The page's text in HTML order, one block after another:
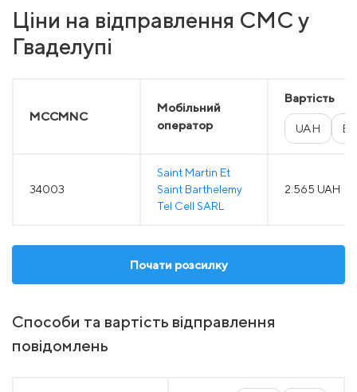
Ціни на відправлення СМС у
Гваделупі
MCCMNC
Мобільний
оператор
Вартість
UAH
34003
Saint Martin Et
Saint Barthelemy
Tel Cell SARL
2.565 UAH
Почати розсилку
Способи та вартість відправлення
повідомлень